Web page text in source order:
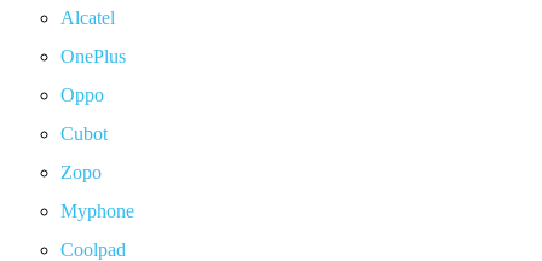
Alcatel
OnePlus
Oppo
Cubot
Zopo
Myphone
Coolpad